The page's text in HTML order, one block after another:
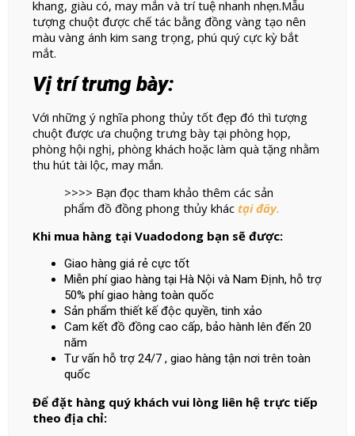
khang, giàu có, may mắn và trí tuệ nhanh nhẹn.Mẫu
tượng chuột được chế tác bằng đồng vàng tạo nên
màu vàng ánh kim sang trọng, phú quý cực kỳ bắt
mắt.
Vị trí trưng bày:
Với những ý nghĩa phong thủy tốt đẹp đó thì tượng
chuột được ưa chuộng trưng bày tại phòng họp,
phòng hội nghị, phòng khách hoặc làm quà tặng nhằm
thu hút tài lộc, may mắn.
>>>> Bạn đọc tham khảo thêm các sản
phẩm đồ đồng phong thủy khác tại đây.
Khi mua hàng tại Vuadodong bạn sẽ được:
Giao hàng giá rẻ cực tốt
Miễn phí giao hàng tại Hà Nội và Nam Định, hỗ trợ
50% phí giao hàng toàn quốc
Sản phẩm thiết kế độc quyền, tinh xảo
Cam kết đồ đồng cao cấp, bảo hành lên đến 20
năm
Tư vấn hỗ trợ 24/7 , giao hàng tận nơi trên toàn
quốc
Để đặt hàng quý khách vui lòng liên hệ trực tiếp
theo địa chỉ: